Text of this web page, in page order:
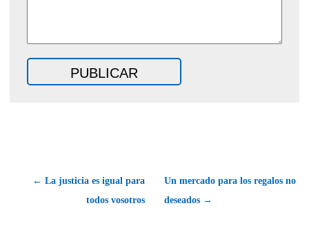
← La justicia es igual para
todos vosotros
Un mercado para los regalos no
deseados →